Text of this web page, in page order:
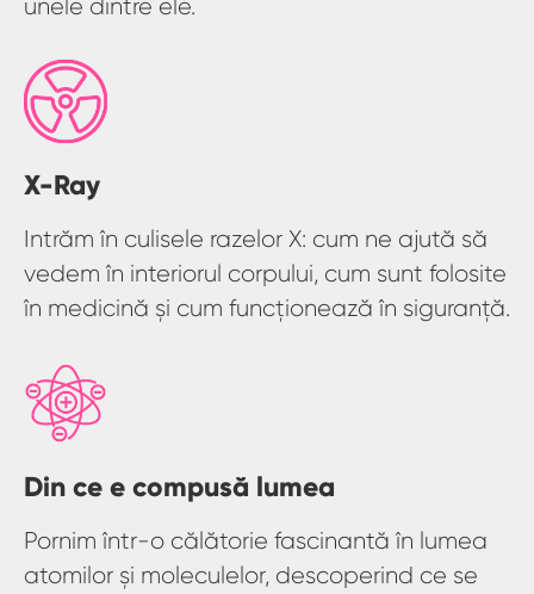
unele dintre ele.
X-Ray
Intrăm în culisele razelor X: cum ne ajută să
vedem în interiorul corpului, cum sunt folosite
în medicină și cum funcționează în siguranță.
Din ce e compusă lumea
Pornim într-o călătorie fascinantă în lumea
atomilor și moleculelor, descoperind ce se